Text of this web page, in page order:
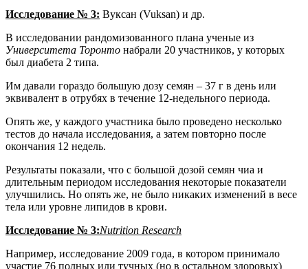
Исследование № 3: Вуксан (Vuksan) и др.
В исследовании рандомизованного плана ученые из
Университета Торонто набрали 20 участников, у которых
был диабета 2 типа.
Им давали гораздо большую дозу семян – 37 г в день или
эквивалент в отрубях в течение 12-недельного периода.
Опять же, у каждого участника было проведено несколько
тестов до начала исследования, а затем повторно после
окончания 12 недель.
Результаты показали, что с большой дозой семян чиа и
длительным периодом исследования некоторые показатели
улучшились. Но опять же, не было никаких изменений в весе
тела или уровне липидов в крови.
Исследование № 3:Nutrition Research
Например, исследование 2009 года, в котором принимало
участие 76 полных или тучных (но в остальном здоровых)